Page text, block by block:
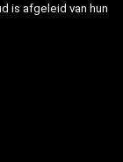
is afgeleid van hun